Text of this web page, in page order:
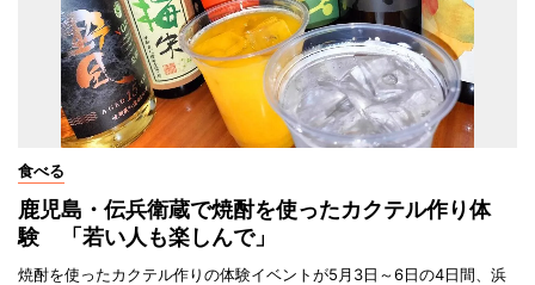
食べる
鹿児島・伝兵衛蔵で焼酎を使ったカクテル作り体
験 「若い人も楽しんで」
焼酎を使ったカクテル作りの体験イベントが5月3日～6日の4日間、浜